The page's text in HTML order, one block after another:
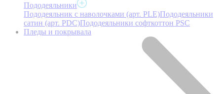
Пододеяльники
Пододеяльник с наволочками (арт. PLE)Пододеяльники
сатин (арт. PDC)Пододеяльники софткоттон PSC
Пледы и покрывала